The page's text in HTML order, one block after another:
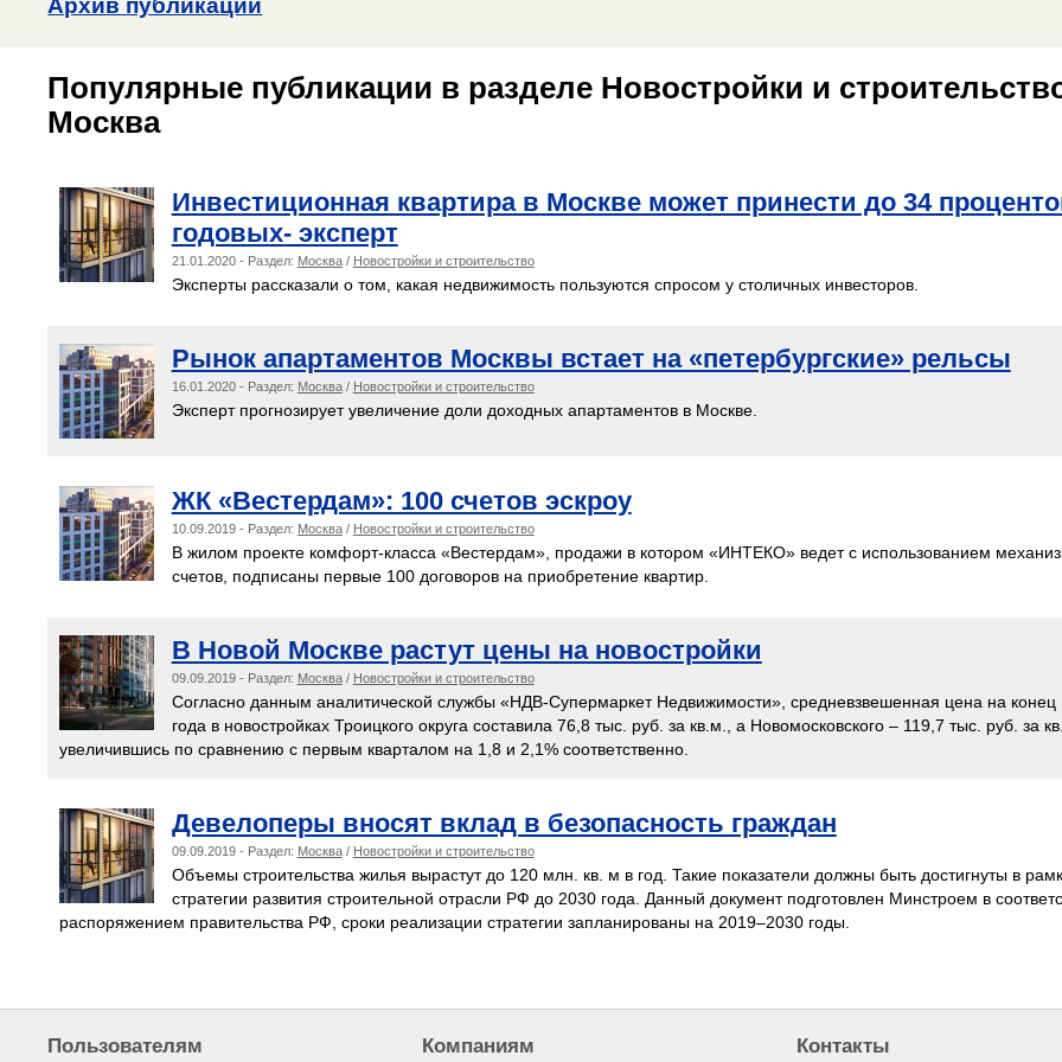
Архив публикаций
Популярные публикации в разделе Новостройки и
Москва
Инвестиционная квартира в Москве может принести до 34
годовых- эксперт
21.01.2020 - Раздел: Москва/ Новостройки и строительство
Эксперты рассказали о том, какая недвижимость пользуются спросом у столичных инвесторов.
Рынок апартаментов Москвы встает на «петербургские» рельсы
16.01.2020 - Раздел: Москва/ Новостройки и строительство
Эксперт прогнозирует увеличение доли доходных апартаментов в Москве.
ЖК «Вестердам»: 100 счетов эскроу
10.09.2019 - Раздел: Москва/ Новостройки и строительство
В жилом проекте комфорт-класса «Вестердам», продажи в котором «ИНТЕКО» ведет с использованием
счетов, подписаны первые 100 договоров на приобретение квартир.
В Новой Москве растут цены на новостройки
09.09.2019 - Раздел: Москва/ Новостройки и строительство
Согласно данным аналитической службы «НДВ-Супермаркет Недвижимости», средневзвешенная цена на конец
года в новостройках Троицкого округа составила 76,8 тыс. руб. за кв.м., а Новомосковского – 119,7 тыс. руб. за
увеличившись по сравнению с первым кварталом на 1,8 и 2,1% соответственно.
Девелоперы вносят вклад в безопасность граждан
09.09.2019 - Раздел: Москва/ Новостройки и строительство
Объемы строительства жилья вырастут до 120 млн. кв. м в год. Такие показатели должны быть достигнуты в
стратегии развития строительной отрасли РФ до 2030 года. Данный документ подготовлен Минстроем в
распоряжением правительства РФ, сроки реализации стратегии запланированы на 2019–2030 годы.
Пользователям Компаниям Контакты